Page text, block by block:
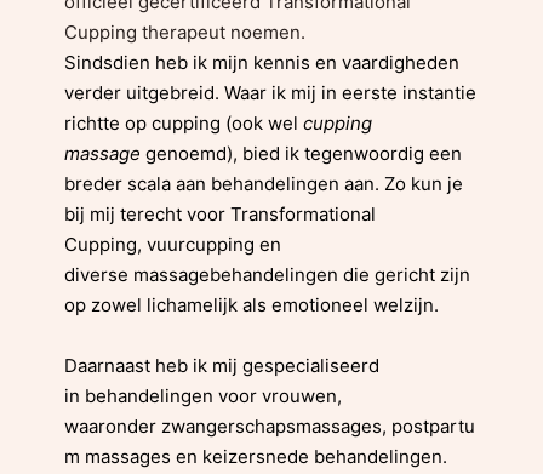
Cupping therapeut noemen.
Sindsdien heb ik mijn kennis en vaardigheden
verder uitgebreid. Waar ik mij in eerste instantie
richtte op cupping (ook wel cupping
massage genoemd), bied ik tegenwoordig een
breder scala aan behandelingen aan. Zo kun je
bij mij terecht voor Transformational
Cupping, vuurcupping en
diverse massagebehandelingen die gericht zijn
op zowel lichamelijk als emotioneel welzijn.
Daarnaast heb ik mij gespecialiseerd
in behandelingen voor vrouwen,
waaronder zwangerschapsmassages, postpartu
m massages en keizersnede behandelingen.